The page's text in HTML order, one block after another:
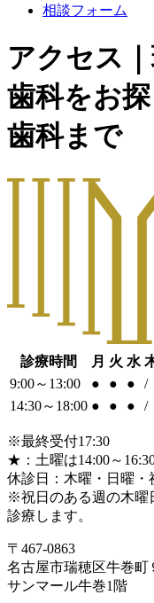
相談フォーム
アクセス
歯科をお
歯科まで
診療時間 月 火 水
9:00～13:00
● ● ● /
14:30～18:00 ● ● ● /
※最終受付17:30
★：土曜は14:00～
休診日：木曜・日曜・
※祝日のある週の木曜
診療します。
〒467-0863
名古屋市瑞穂区牛巻町
サンマール牛巻1階